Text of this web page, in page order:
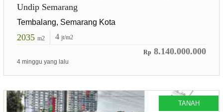
Undip Semarang
Tembalang, Semarang Kota
2035 m2 4 jt/m2
Rp 8.140.000.000
4 minggu yang lalu
TANAH